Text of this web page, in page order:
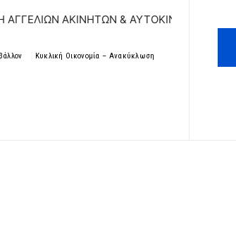
& ΑΥΤΟΚΙΝΗΤΩΝ | ΔΩΡΕΑΝ
Κυκλική Οικονομία – Ανακύκλωση